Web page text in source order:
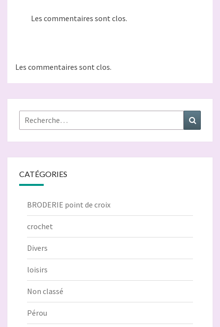
Les commentaires sont clos.
Les commentaires sont clos.
Rechercher :
CATÉGORIES
BRODERIE point de croix
crochet
Divers
loisirs
Non classé
Pérou